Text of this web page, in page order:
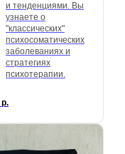
и тенденциями. Вы
узнаете о
"классических"
психосоматических
заболеваниях и
стратегиях
психотерапии.
р.